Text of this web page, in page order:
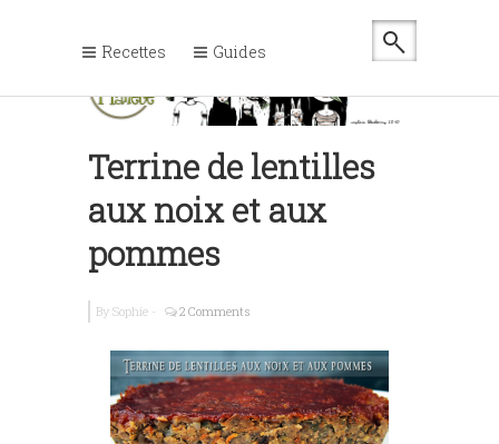
Recettes Guides
Terrine de lentilles
aux noix et aux
pommes
By Sophie - 2 Comments